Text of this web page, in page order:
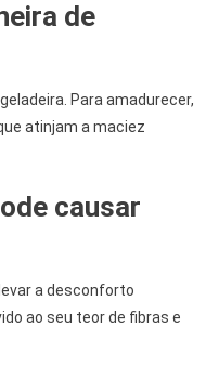
de
Para amadurecer,
atinjam a maciez
causar
a desconforto
ao seu teor de fibras e